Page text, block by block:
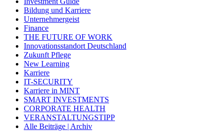
Bildung und Karriere
Unternehmergeist
Finance
THE FUTURE OF WORK
Innovationsstandort Deutschland
Zukunft Pflege
New Learning
Karriere
IT-SECURITY
Karriere in MINT
SMART INVESTMENTS
CORPORATE HEALTH
VERANSTALTUNGSTIPP
Alle Beiträge | Archiv